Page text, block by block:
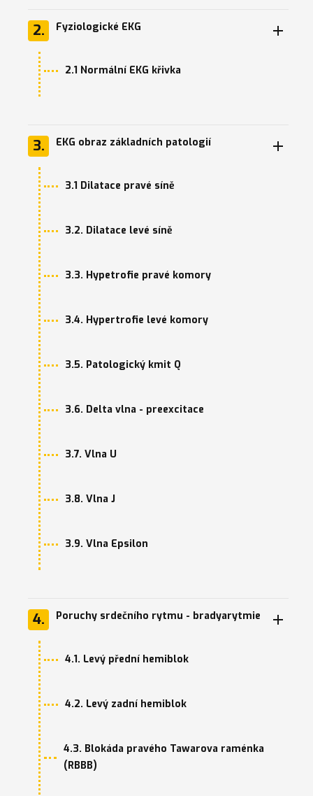
2. Fyziologické EKG
2.1 Normální EKG křivka
3. EKG obraz základních patologií
3.1 Dilatace pravé síně
3.2. Dilatace levé síně
3.3. Hypetrofie pravé komory
3.4. Hypertrofie levé komory
3.5. Patologický kmit Q
3.6. Delta vlna - preexcitace
3.7. Vlna U
3.8. Vlna J
3.9. Vlna Epsilon
4. Poruchy srdečního rytmu - bradyarytmie
4.1. Levý přední hemiblok
4.2. Levý zadní hemiblok
4.3. Blokáda pravého Tawarova raménka
(RBBB)